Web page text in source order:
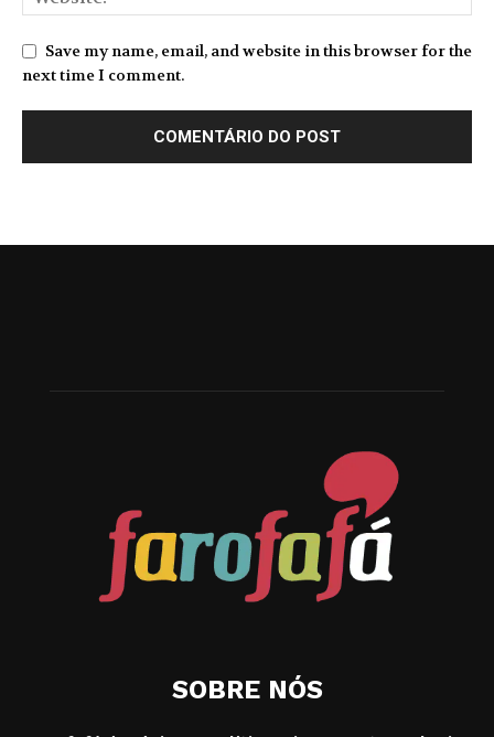
Save my name, email, and website in this browser for the
next time I comment.
SOBRE NÓS